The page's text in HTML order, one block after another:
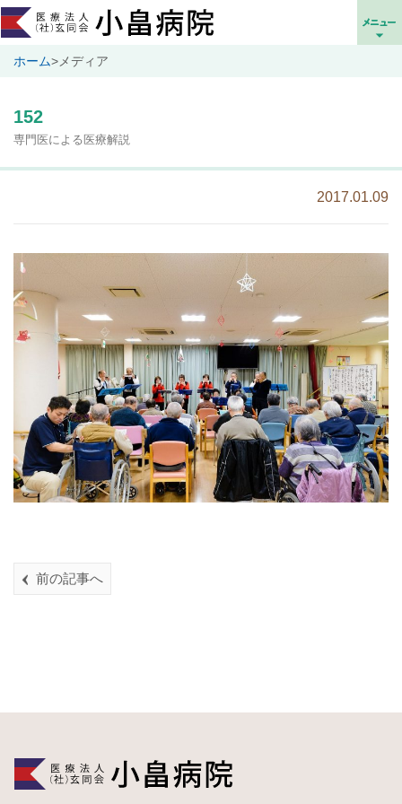
ホーム> メディア
152
専門医による医療解説
2017.01.09
前の記事へ